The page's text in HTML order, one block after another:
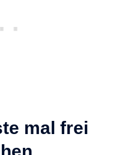
mal frei